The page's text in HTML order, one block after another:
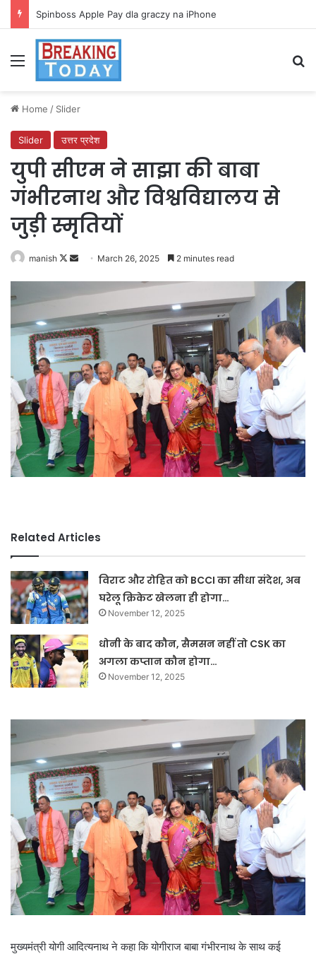
Spinboss Apple Pay dla graczy na iPhone
Menu
Home / Slider
Slider उत्तर प्रदेश
युपी सीएम ने साझा की बाबा
गंभीरनाथ और विश्वविद्यालय से
जुड़ी स्मृतियों
manish
Follow
Send
email
March 26, 2025 2 minutes read
Related Articles
विराट और रोहित को BCCI का सीधा संदेश, अब
घरेलू क्रिकेट खेलना ही होगा…
November 12, 2025
धोनी के बाद कौन, सैमसन नहीं तो CSK का
अगला कप्तान कौन होगा…
November 12, 2025
मुख्यमंत्री योगी आदित्यनाथ ने कहा कि योगीराज बाबा गंभीरनाथ के साथ कई